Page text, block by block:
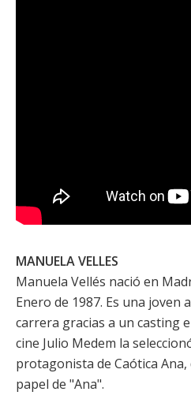
MANUELA VELLES
Manuela Vellés nació en
Enero de 1987. Es una joven
carrera gracias a un casting
cine Julio Medem la
protagonista de Caótica Ana
papel de "Ana".